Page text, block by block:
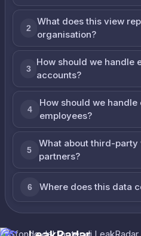
2
What does this view
organisation?
3
How should we handle
accounts?
4
How should we handle
employees?
5
What about third-party
partners?
6 Where does this data